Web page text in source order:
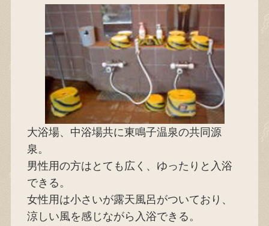
大浴場、中浴場共に東鳴子温泉の共同源
泉。
男性用の方はとても広く、ゆったりと入浴
できる。
女性用は小さいが露天風呂がついており、
涼しい風を感じながら入浴できる。